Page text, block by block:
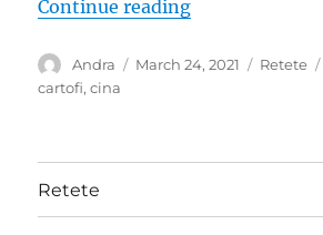
Continue reading“Cina pentru
Author
Andra
Posted
March 24, 2021 Retete
cartofi,cina
Retete